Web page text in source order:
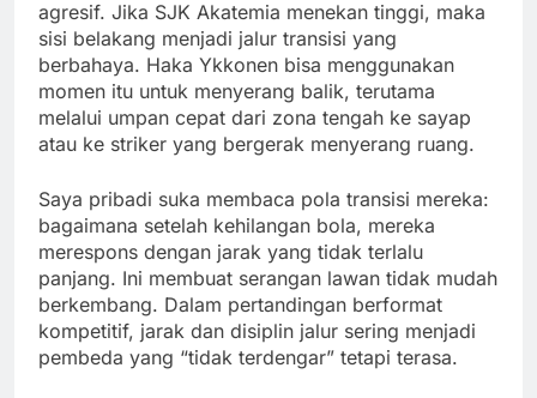
agresif. Jika SJK Akatemia menekan tinggi, maka
sisi belakang menjadi jalur transisi yang
berbahaya. Haka Ykkonen bisa menggunakan
momen itu untuk menyerang balik, terutama
melalui umpan cepat dari zona tengah ke sayap
atau ke striker yang bergerak menyerang ruang.
Saya pribadi suka membaca pola transisi mereka:
bagaimana setelah kehilangan bola, mereka
merespons dengan jarak yang tidak terlalu
panjang. Ini membuat serangan lawan tidak mudah
berkembang. Dalam pertandingan berformat
kompetitif, jarak dan disiplin jalur sering menjadi
pembeda yang “tidak terdengar” tetapi terasa.